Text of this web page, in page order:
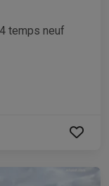
temps neuf